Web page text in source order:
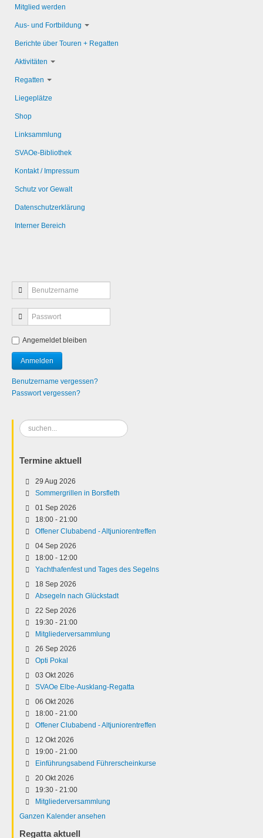
Mitglied werden
Aus- und Fortbildung
Berichte über Touren + Regatten
Aktivitäten
Regatten
Liegeplätze
Shop
Linksammlung
SVAOe-Bibliothek
Kontakt / Impressum
Schutz vor Gewalt
Datenschutzerklärung
Interner Bereich
Angemeldet bleiben
Benutzername vergessen?
Passwort vergessen?
Suchen
...
Termine aktuell
29 Aug 2026
Sommergrillen in Borsfleth
01 Sep 2026
18:00 - 21:00
Offener Clubabend - Altjuniorentreffen
04 Sep 2026
18:00 - 12:00
Yachthafenfest und Tages des Segelns
18 Sep 2026
Absegeln nach Glückstadt
22 Sep 2026
19:30 - 21:00
Mitgliederversammlung
26 Sep 2026
Opti Pokal
03 Okt 2026
SVAOe Elbe-Ausklang-Regatta
06 Okt 2026
18:00 - 21:00
Offener Clubabend - Altjuniorentreffen
12 Okt 2026
19:00 - 21:00
Einführungsabend Führerscheinkurse
20 Okt 2026
19:30 - 21:00
Mitgliederversammlung
Ganzen Kalender ansehen
Regatta aktuell